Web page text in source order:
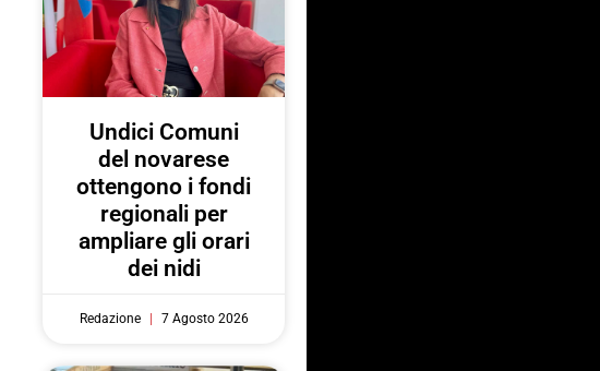
Undici Comuni
del novarese
ottengono i fondi
regionali per
ampliare gli orari
dei nidi
Redazione 7 Agosto 2026